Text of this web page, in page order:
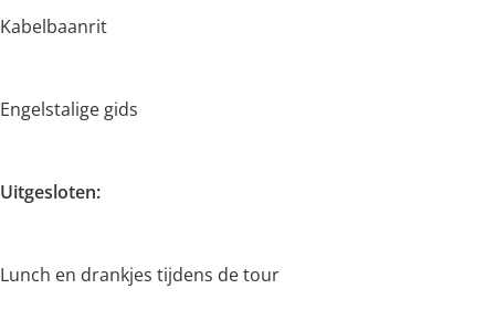
Kabelbaanrit
Engelstalige gids
Uitgesloten:
Lunch en drankjes tijdens de tour